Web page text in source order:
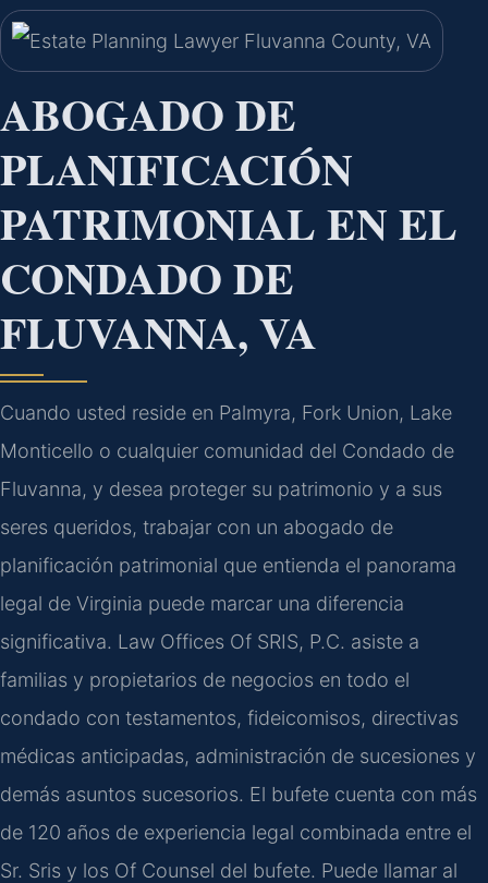
ABOGADO DE
PLANIFICACIÓN
PATRIMONIAL EN EL
CONDADO DE
FLUVANNA, VA
Cuando usted reside en Palmyra, Fork Union, Lake
Monticello o cualquier comunidad del Condado de
Fluvanna, y desea proteger su patrimonio y a sus
seres queridos, trabajar con un abogado de
planificación patrimonial que entienda el panorama
legal de Virginia puede marcar una diferencia
significativa. Law Offices Of SRIS, P.C. asiste a
familias y propietarios de negocios en todo el
condado con testamentos, fideicomisos, directivas
médicas anticipadas, administración de sucesiones y
demás asuntos sucesorios. El bufete cuenta con más
de 120 años de experiencia legal combinada entre el
Sr. Sris y los Of Counsel del bufete. Puede llamar al